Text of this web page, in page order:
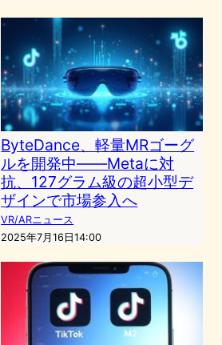
ByteDance、軽量MRゴーグ
ルを開発中——Metaに対
抗、127グラム級の超小型デ
ザインで市場参入へ
VR/ARニュース
2025年7月16日14:00